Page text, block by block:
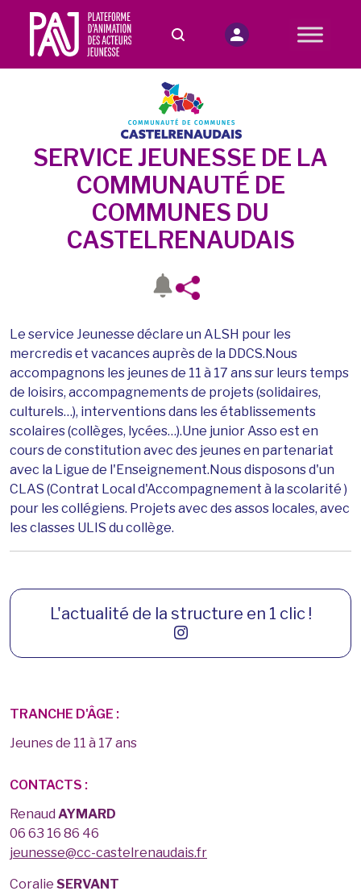
SERVICE JEUNESSE DE LA
COMMUNAUTÉ DE
COMMUNES DU
CASTELRENAUDAIS
Le service Jeunesse déclare un ALSH pour les
mercredis et vacances auprès de la DDCS.Nous
accompagnons les jeunes de 11 à 17 ans sur leurs temps
de loisirs, accompagnements de projets (solidaires,
culturels…), interventions dans les établissements
scolaires (collèges, lycées…).Une junior Asso est en
cours de constitution avec des jeunes en partenariat
avec la Ligue de l'Enseignement.Nous disposons d'un
CLAS (Contrat Local d'Accompagnement à la scolarité )
pour les collégiens. Projets avec des assos locales, avec
les classes ULIS du collège.
L'actualité de la structure en 1 clic !
TRANCHE D'ÂGE :
Jeunes de 11 à 17 ans
CONTACTS :
Renaud AYMARD
06 63 16 86 46
jeunesse@cc-castelrenaudais.fr
Coralie SERVANT